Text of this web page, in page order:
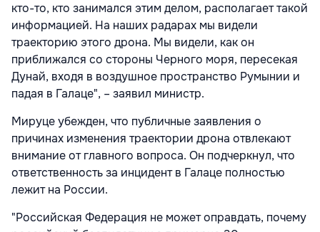
кто-то, кто занимался этим делом, располагает такой
информацией. На наших радарах мы видели
траекторию этого дрона. Мы видели, как он
приближался со стороны Черного моря, пересекая
Дунай, входя в воздушное пространство Румынии и
падая в Галаце", – заявил министр.
Мируце убежден, что публичные заявления о
причинах изменения траектории дрона отвлекают
внимание от главного вопроса. Он подчеркнул, что
ответственность за инцидент в Галаце полностью
лежит на России.
"Российская Федерация не может оправдать, почему